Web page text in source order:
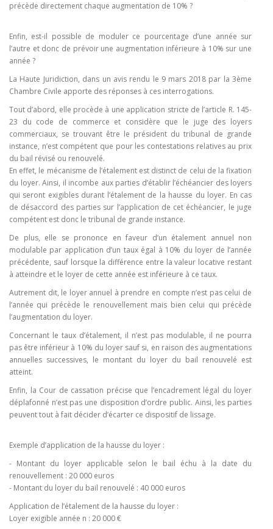
précède directement chaque augmentation de 10% ?
Enfin, est-il possible de moduler ce pourcentage d’une année sur
l’autre et donc de prévoir une augmentation inférieure à 10% sur une
année ?
La Haute Juridiction, dans un avis rendu le 9 mars 2018 par la 3ème
Chambre Civile apporte des réponses à ces interrogations.
Tout d’abord, elle procède à une application stricte de l’article R. 145-
23 du code de commerce et considère que le juge des loyers
commerciaux, se trouvant être le président du tribunal de grande
instance, n’est compétent que pour les contestations relatives au prix
du bail révisé ou renouvelé.
En effet, le mécanisme de l’étalement est distinct de celui de la fixation
du loyer. Ainsi, il incombe aux parties d’établir l’échéancier des loyers
qui seront exigibles durant l’étalement de la hausse du loyer. En cas
de désaccord des parties sur l’application de cet échéancier, le juge
compétent est donc le tribunal de grande instance.
De plus, elle se prononce en faveur d’un étalement annuel non
modulable par application d’un taux égal à 10% du loyer de l’année
précédente, sauf lorsque la différence entre la valeur locative restant
à atteindre et le loyer de cette année est inférieure à ce taux.
Autrement dit, le loyer annuel à prendre en compte n’est pas celui de
l’année qui précède le renouvellement mais bien celui qui précède
l’augmentation du loyer.
Concernant le taux d’étalement, il n’est pas modulable, il ne pourra
pas être inférieur à 10% du loyer sauf si, en raison des augmentations
annuelles successives, le montant du loyer du bail renouvelé est
atteint.
Enfin, la Cour de cassation précise que l’encadrement légal du loyer
déplafonné n’est pas une disposition d’ordre public. Ainsi, les parties
peuvent tout à fait décider d’écarter ce dispositif de lissage.
Exemple d’application de la hausse du loyer :
- Montant du loyer applicable selon le bail échu à la date du
renouvellement : 20 000 euros
- Montant du loyer du bail renouvelé : 40 000 euros
Application de l’étalement de la hausse du loyer :
Loyer exigible année n : 20 000 €